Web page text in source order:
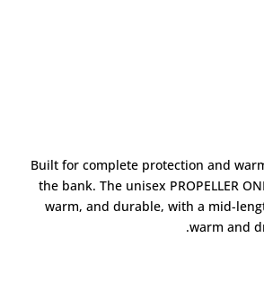
Built for complete protection and
the bank. The unisex PROPELLER
warm, and durable, with a mid-
warm and